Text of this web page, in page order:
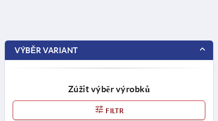
VÝBĚR VARIANT
Zúžit výběr výrobků
FILTR